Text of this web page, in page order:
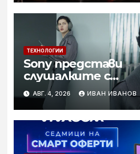
ТЕХНОЛОГИИ
Sony представи
слушалките с
шумопотискане
1000XM6 в нов
Gray“
АВГ. 4, 2026 ИВАН ИВАНОВ